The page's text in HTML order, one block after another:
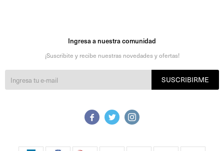
  
Ingresa a nuestra comunidad
¡Suscribite y recibe nuestras novedades y ofertas!
SUSCRIBIRME